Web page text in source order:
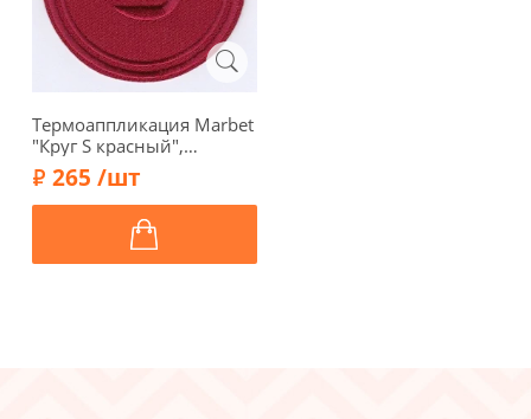
Термоаппликация Marbet
"Круг S красный",
диаметр 6 см, 565001.N
265 /шт